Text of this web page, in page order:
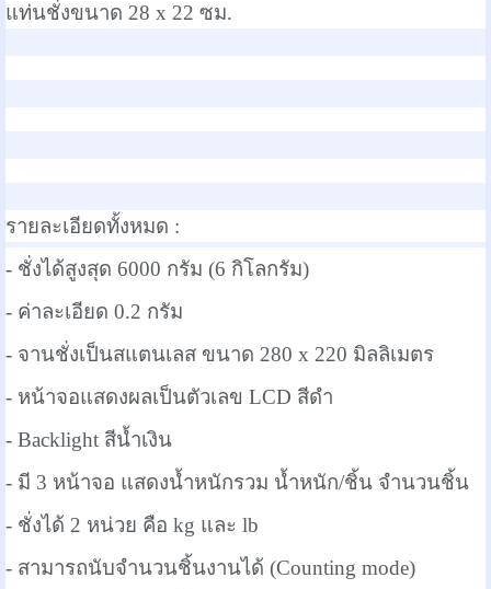
แท่นชั่งขนาด 28 x 22 ซม.
รายละเอียดทั้งหมด :
- ชั่งได้สูงสุด 6000 กรัม (6 กิโลกรัม)
- ค่าละเอียด 0.2 กรัม
- จานชั่งเป็นสแตนเลส ขนาด 280 x 220 มิลลิเมตร
- หน้าจอแสดงผลเป็นตัวเลข LCD สีดำ
- Backlight สีน้ำเงิน
- มี 3 หน้าจอ แสดงน้ำหนักรวม น้ำหนัก/ชิ้น จำนวนชิ้น
- ชั่งได้ 2 หน่วย คือ kg และ lb
- สามารถนับจำนวนชิ้นงานได้ (Counting mode)